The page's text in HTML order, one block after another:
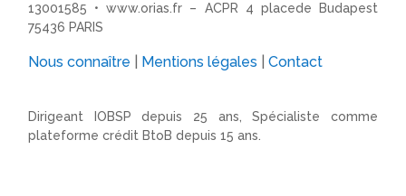
13001585 •www.orias.fr – ACPR 4 placede Budapest
75436 PARIS
Nous connaître Mentions légales |Contact
Dirigeant IOBSP depuis 25 ans, Spécialiste comme
plateforme crédit BtoB depuis 15 ans.